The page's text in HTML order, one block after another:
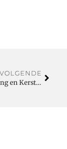
VOLGENDE
Kerstverlichting en Kerststukje: Creëer de Perfecte Sfeervolle Kerstomgeving